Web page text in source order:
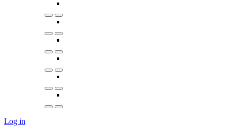
Log in